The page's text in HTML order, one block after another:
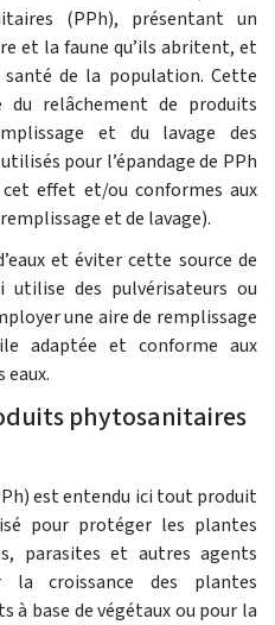
(PPh), présentant un
et la faune qu’ils abritent, et
de la population. Cette
relâchement de produits
et du lavage des
pour l’épandage de PPh
effet et/ou conformes aux
et de lavage).
et éviter cette source de
utilise des pulvérisateurs ou
une aire de remplissage
adaptée et conforme aux
eaux.
phytosanitaires
est entendu ici tout produit
pour protéger les plantes
parasites et autres agents
la croissance des plantes
à base de végétaux ou pour la